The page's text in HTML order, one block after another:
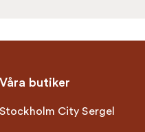
Våra butiker
Stockholm City Sergel